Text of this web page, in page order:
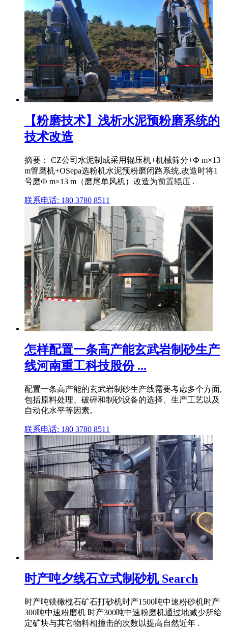
【粉磨技术】浅析水泥预粉磨系统的
技术改造
摘要： CZ公司水泥制成采用辊压机+机械筛分+Ф m×13
m管磨机+OSepa选粉机水泥预粉磨闭路系统,改造时将1
号磨Ф m×13 m（磨尾单风机）改造为前置辊压 .
联系电话: 180 3780 8511
怎样配置一条高产能玄武岩制砂生产
线河南重工科技股份 ...
配置一条高产能的玄武岩制砂生产线需要考虑多个方面,
包括原料处理、破碎和制砂设备的选择、生产工艺以及
自动化水平等因素。
联系电话: 180 3780 8511
时产吨夕线石立式制砂机 Search
时产吨镁橄榄石矿石打砂机时产1500吨中速粉砂机时产
300吨中速粉磨机 时产300吨中速粉磨机通过地减少所给
定矿块与其它物料相撞击的次数以提高自然近年 .